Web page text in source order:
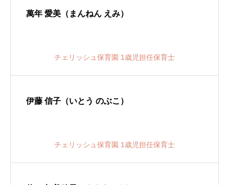
萬年 愛美（まんねん えみ）
チェリッシュ保育園 1歳児担任保育士
伊藤 信子（いとう のぶこ）
チェリッシュ保育園 1歳児担任保育士